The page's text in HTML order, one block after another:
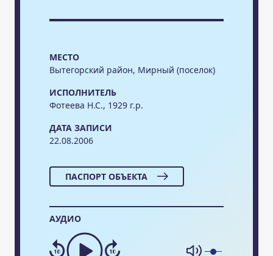
МЕСТО
Вытегорский район, Мирный (поселок)
ИСПОЛНИТЕЛЬ
Фотеева Н.С., 1929 г.р.
ДАТА ЗАПИСИ
22.08.2006
ПАСПОРТ ОБЪЕКТА
АУДИО